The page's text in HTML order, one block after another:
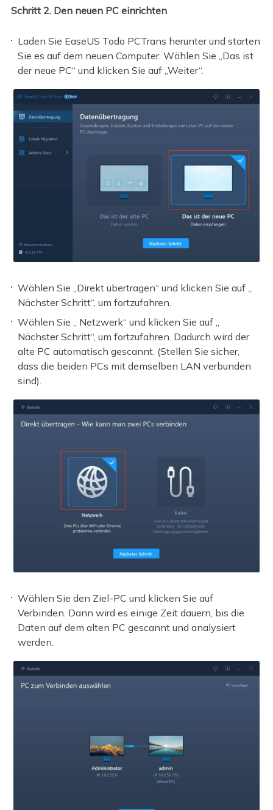
Schritt 2. Den neuen PC einrichten
Laden Sie EaseUS Todo PCTrans herunter und starten
Sie es auf dem neuen Computer. Wählen Sie „Das ist
der neue PC“ und klicken Sie auf „Weiter“.
Wählen Sie „Direkt übertragen“ und klicken Sie auf „
Nächster Schritt“, um fortzufahren.
Wählen Sie „ Netzwerk“ und klicken Sie auf „
Nächster Schritt“, um fortzufahren. Dadurch wird der
alte PC automatisch gescannt. (Stellen Sie sicher,
dass die beiden PCs mit demselben LAN verbunden
sind).
Wählen Sie den Ziel-PC und klicken Sie auf
Verbinden. Dann wird es einige Zeit dauern, bis die
Daten auf dem alten PC gescannt und analysiert
werden.